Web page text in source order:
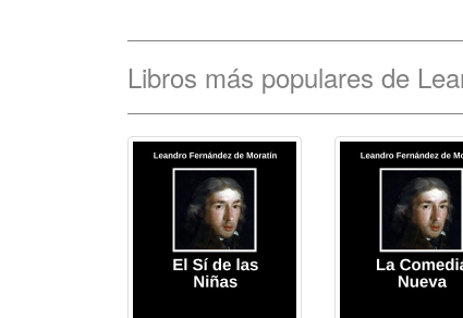
Libros más populares de